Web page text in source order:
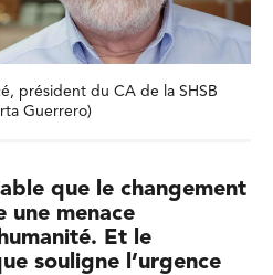
président du CA de la SHSB
Guerrero)
que le changement
une menace
Et le
souligne l’urgence